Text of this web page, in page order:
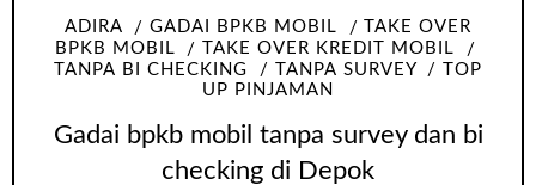
ADIRA GADAI BPKB MOBIL
TAKE OVER
BPKB MOBIL
TAKE OVER KREDIT MOBIL
TANPA BI CHECKING
TANPA SURVEY
TOP
UP PINJAMAN
Gadai bpkb mobil tanpa survey dan bi
checking di Depok